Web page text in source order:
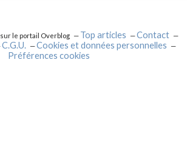
sur le portail Overblog Top articles
Contact
C.G.U.
Cookies et données personnelles
Préférences cookies